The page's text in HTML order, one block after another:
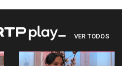
VER TODOS